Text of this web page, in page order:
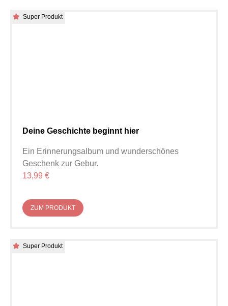
Deine Geschichte beginnt hier
Ein Erinnerungsalbum und wunderschönes
Geschenk zur Gebur.
13,99 €
ZUM PRODUKT
Super Produkt
Super Produkt